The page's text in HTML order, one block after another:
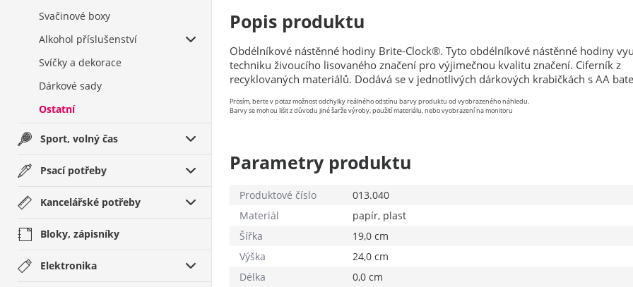
Svačinové boxy
Alkohol příslušenství
Svíčky a dekorace
Dárkové sady
Ostatní
Sport, volný čas
Psací potřeby
Kancelářské potřeby
Bloky, zápisníky
Elektronika
Popis produktu
Obdélníkové nástěnné hodiny Brite-Clock®. Tyto obdélníkové nástěnné hodiny
techniku živoucího lisovaného značení pro výjimečnou kvalitu značení. Ciferník z
recyklovaných materiálů. Dodává se v jednotlivých dárkových krabičkách s AA
Prosím, berte v potaz možnost odchylky reálného odstínu barvy produktu od vyobrazeného náhledu.
Barvy se mohou lišit z důvodu jiné šarže výroby, použití materiálu, nebo vyobrazení na monitoru
Parametry produktu
Produktové číslo
013.040
Materiál
papír, plast
Šířka
19,0 cm
Výška
24,0 cm
Délka
0,0 cm